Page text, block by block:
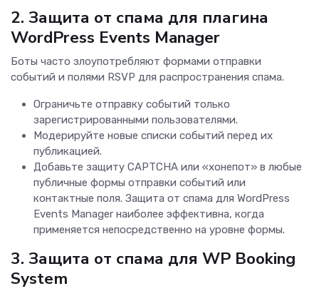
2. Защита от спама для плагина
WordPress Events Manager
Боты часто злоупотребляют формами отправки
событий и полями RSVP для распространения спама.
Ограничьте отправку событий только
зарегистрированными пользователями.
Модерируйте новые списки событий перед их
публикацией.
Добавьте защиту CAPTCHA или «хонепот» в любые
публичные формы отправки событий или
контактные поля. Защита от спама для WordPress
Events Manager наиболее эффективна, когда
применяется непосредственно на уровне формы.
3. Защита от спама для WP Booking
System